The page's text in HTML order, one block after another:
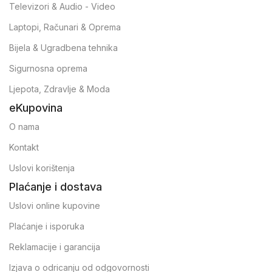
Televizori & Audio - Video
Laptopi, Računari & Oprema
Bijela & Ugradbena tehnika
Sigurnosna oprema
Ljepota, Zdravlje & Moda
eKupovina
O nama
Kontakt
Uslovi korištenja
Plaćanje i dostava
Uslovi online kupovine
Plaćanje i isporuka
Reklamacije i garancija
Izjava o odricanju od odgovornosti